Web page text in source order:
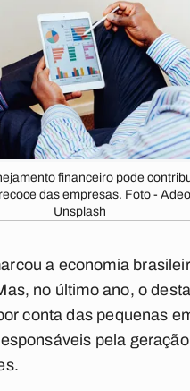
financeiro pode
das empresas. Foto -
Unsplash
a economia
no último ano, o
conta das pequenas
pela